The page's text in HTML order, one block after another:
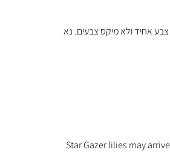
צבע אחיד ולא מיקס צבעים. נא
Star Gazer lilies may